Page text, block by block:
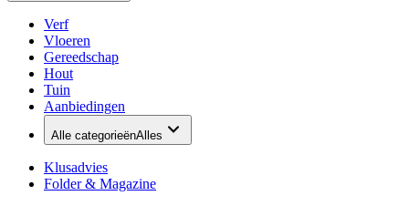
Verf
Vloeren
Gereedschap
Hout
Tuin
Aanbiedingen
Alle categorieënAlles
Klusadvies
Folder & Magazine